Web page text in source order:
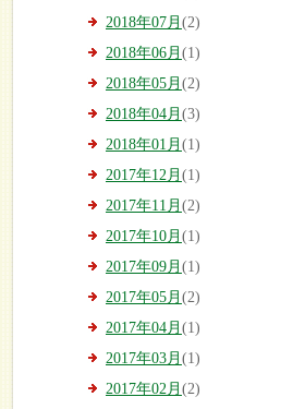
2018年07月 (2)
2018年06月 (1)
2018年05月 (2)
2018年04月 (3)
2018年01月 (1)
2017年12月 (1)
2017年11月 (2)
2017年10月 (1)
2017年09月 (1)
2017年05月 (2)
2017年04月 (1)
2017年03月 (1)
2017年02月 (2)